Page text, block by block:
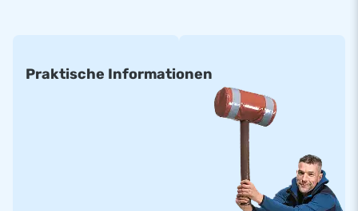
Praktische Informationen